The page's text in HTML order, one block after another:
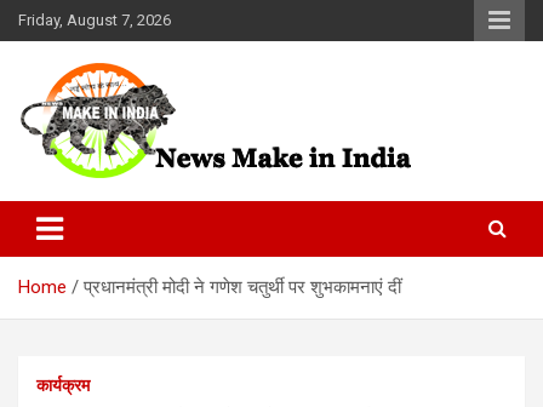
Skip
to
Friday, August 7, 2026
News Make In india
Home प्रधानमंत्री मोदी ने गणेश चतुर्थी पर शुभकामनाएं दीं
कार्यक्रम